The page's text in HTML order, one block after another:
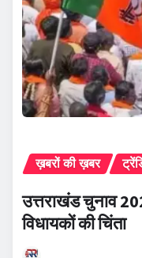
ख़बरों की ख़बर
उत्तराखंड चुनाव
विधायकों की चिंता